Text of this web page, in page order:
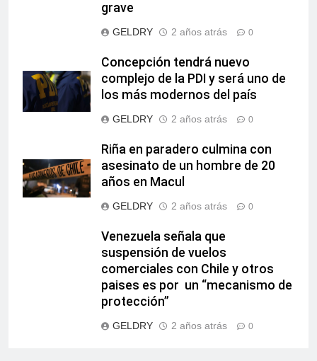
grave
GELDRY 2 años atrás 0
Concepción tendrá nuevo
complejo de la PDI y será uno de
los más modernos del país
GELDRY 2 años atrás 0
Riña en paradero culmina con
asesinato de un hombre de 20
años en Macul
GELDRY 2 años atrás 0
Venezuela señala que
suspensión de vuelos
comerciales con Chile y otros
paises es por un “mecanismo de
protección”
GELDRY 2 años atrás 0